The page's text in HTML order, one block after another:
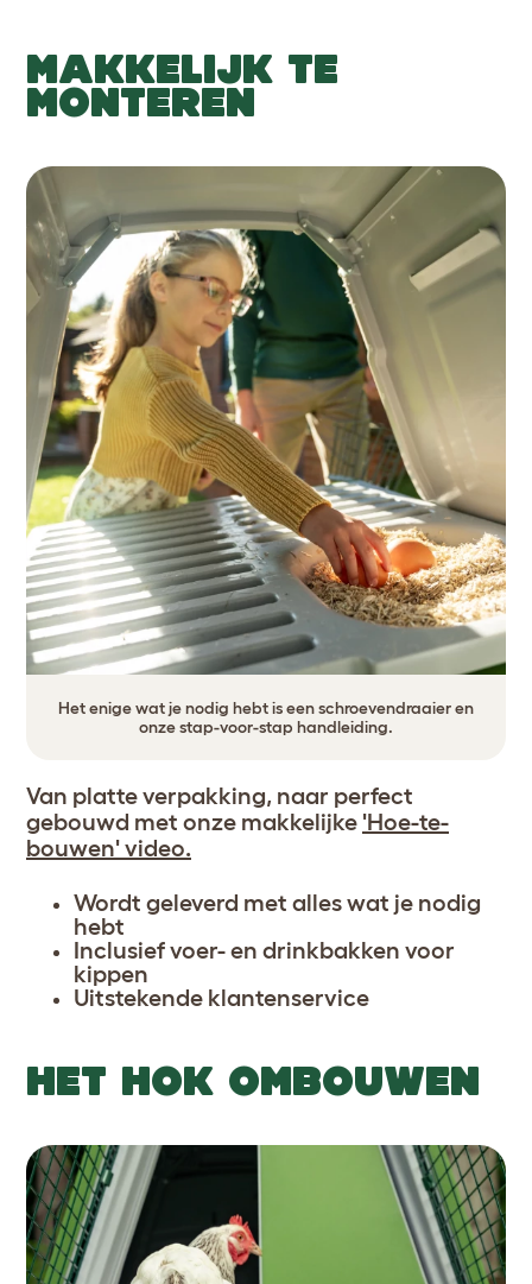
MAKKELIJK TE
MONTEREN
Het enige wat je nodig hebt is een schroevendraaier en
onze stap-voor-stap handleiding.
Van platte verpakking, naar perfect
gebouwd met onze makkelijke 'Hoe-te-
bouwen' video.
Wordt geleverd met alles wat je nodig
hebt
Inclusief voer- en drinkbakken voor
kippen
Uitstekende klantenservice
HET HOK OMBOUWEN